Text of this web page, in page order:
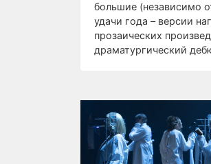
большие (независимо
удачи года – версии
прозаических
драматургический